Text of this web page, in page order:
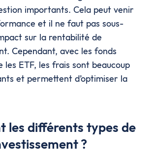
importants. Cela peut venir
et il ne faut pas sous-
sur la rentabilité de
Cependant, avec les fonds
les ETF, les frais sont beaucoup
et permettent d’optimiser la
les différents types de
?